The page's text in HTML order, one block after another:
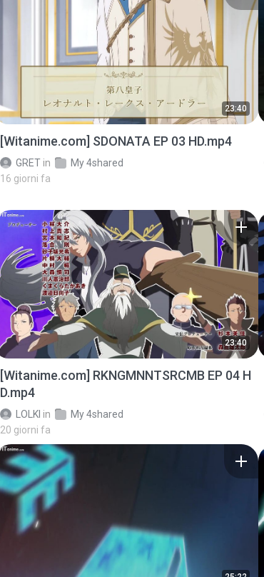
23:40
[Witanime.com] SDONATA EP 03 HD.mp4
GRET in
My 4shared
16 giorni fa
23:40
[Witanime.com] RKNGMNNTSRCMB EP 04 H
D.mp4
LOLKI in
My 4shared
20 giorni fa